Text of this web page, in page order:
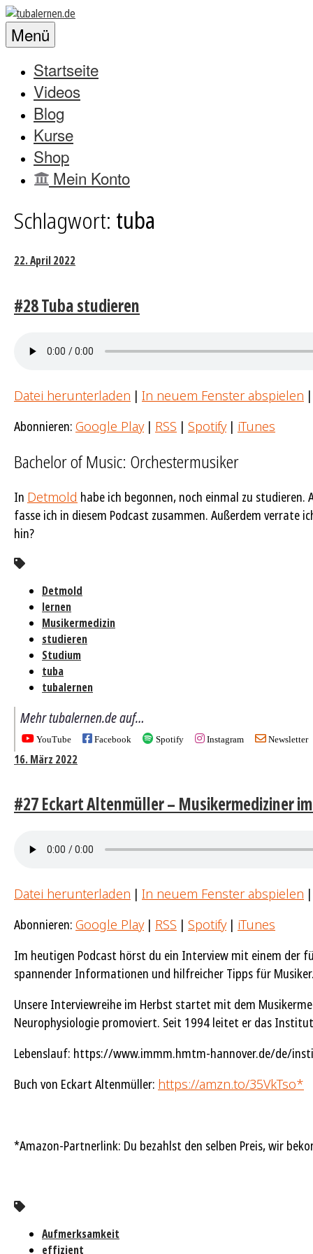
Zum
Inhalt
springen
tubalernen.de
Tuba
zum
klingen
Menü
Startseite
Videos
Blog
Kurse
Shop
Mein Konto
Schlagwort: tuba
22. April 2022
#28 Tuba studieren
Datei herunterladen | In neuem Fenster abspielen
Abonnieren:Google Play| RSS | Spotify| iTunes
Bachelor of Music: Orchestermusiker
In Detmold habe ich begonnen, noch einmal zu
fasse ich in diesem Podcast zusammen. Außerdem verrate
hin?
Detmold
lernen
Musikermedizin
studieren
Studium
tuba
tubalernen
Mehr tubalernen.de auf…
YouTube Facebook Spotify Instagram Newsletter
16. März 2022
#27 Eckart Altenmüller – Musikermediziner
Datei herunterladen | In neuem Fenster abspielen
Abonnieren:Google Play| RSS | Spotify| iTunes
Im heutigen Podcast hörst du ein Interview mit einem der
spannender Informationen und hilfreicher Tipps für
Unsere Interviewreihe im Herbst startet mit dem
Neurophysiologie promoviert. Seit 1994 leitet er das
Lebenslauf: https://www.immm.hmtm-hannover.de/de/
Buch von Eckart Altenmüller:https://amzn.to/35VkTso*
*Amazon-Partnerlink: Du bezahlst den selben Preis, wir
Aufmerksamkeit
effizient